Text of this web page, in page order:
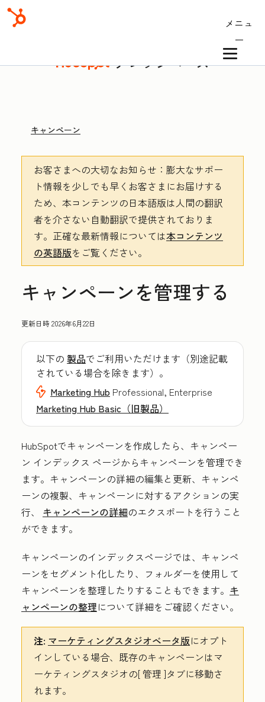
メニュ
ー
ナレッジベース
キャンペーン
お客さまへの大切なお知らせ ：膨大なサポー
ト情報を少しでも早くお客さまにお届けする
ため、本コンテンツの日本語版は人間の翻訳
者を介さない自動翻訳で提供されておりま
す。 正確な最新情報については本コンテンツ
の英語版をご覧ください。
キャンペーンを管理する
更新日時2026年6月22日
以下の 製品でご利用いただけます（別途記載
されている場合を除きます）。
Marketing Hub Professional, Enterprise
Marketing Hub Basic（旧製品）
HubSpotでキャンペーンを作成したら、キャンペー
ン インデックス ページからキャンペーンを管理でき
ます。キャンペーンの詳細の編集と更新、キャンペ
ーンの複製、キャンペーンに対するアクションの実
行、 キャンペーンの詳細のエクスポートを行うこと
ができます。
キャンペーンのインデックスページでは、キャンペ
ーンをセグメント化したり、フォルダーを使用して
キャンペーンを整理したりすることもできます。 キ
ャンペーンの整理について詳細をご確認ください。
注: マーケティングスタジオベータ版にオプト
インしている場合、既存のキャンペーンはマ
ーケティングスタジオの[管理 ]タブに移動さ
れます。